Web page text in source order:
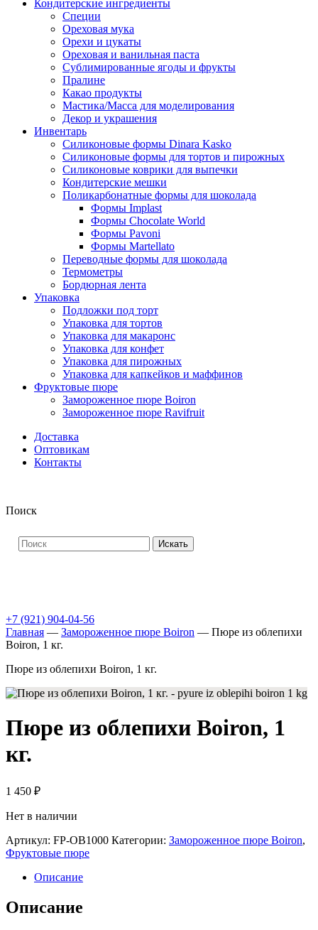
Кондитерские ингредиенты
Специи
Ореховая мука
Орехи и цукаты
Ореховая и ванильная паста
Сублимированные ягоды и фрукты
Пралине
Какао продукты
Мастика/Масса для моделирования
Декор и украшения
Инвентарь
Силиконовые формы Dinara Kasko
Силиконовые формы для тортов и пирожных
Силиконовые коврики для выпечки
Кондитерские мешки
Поликарбонатные формы для шоколада
Формы Implast
Формы Chocolate World
Формы Pavoni
Формы Martellato
Переводные формы для шоколада
Термометры
Бордюрная лента
Упаковка
Подложки под торт
Упаковка для тортов
Упаковка для макаронс
Упаковка для конфет
Упаковка для пирожных
Упаковка для капкейков и маффинов
Фруктовые пюре
Замороженное пюре Boiron
Замороженное пюре Ravifruit
Доставка
Оптовикам
Контакты
Поиск
Искать
+7 (921) 904-04-56
Главная — Замороженное пюре Boiron — Пюре из облепихи
Boiron, 1 кг.
Пюре из облепихи Boiron, 1 кг.
Пюре из облепихи Boiron, 1
кг.
1 450 ₽
Нет в наличии
Артикул: FP-OB1000 Категории: Замороженное пюре Boiron,
Фруктовые пюре
Описание
Описание